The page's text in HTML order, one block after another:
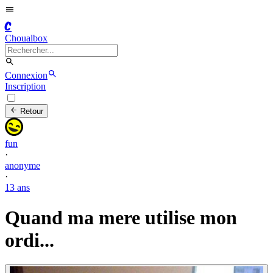
C
Choualbox
Connexion
Inscription
Retour
fun
·
anonyme
·
13 ans
Quand ma mere utilise mon
ordi...